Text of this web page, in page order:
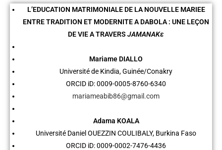
L’EDUCATION MATRIMONIALE DE LA NOUVELLE MARIEE
ENTRE TRADITION ET MODERNITE A DABOLA : UNE LEÇON
DE VIE A TRAVERS JAMANAKԑ
Mariame DIALLO
Université de Kindia, Guinée/Conakry
ORCID iD: 0009-0005-8760-6340
mariameabib86@gmail.com
Adama KOALA
Université Daniel OUEZZIN COULIBALY, Burkina Faso
ORCID iD: 0009-0002-7476-4436